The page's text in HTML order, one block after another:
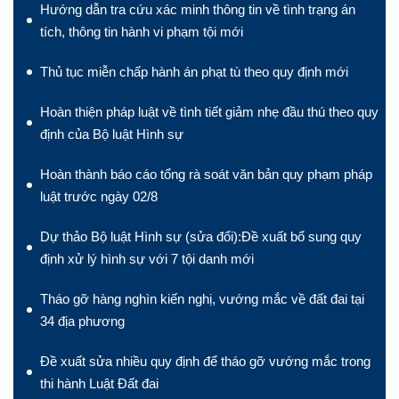
Hướng dẫn tra cứu xác minh thông tin về tình trạng án
tích, thông tin hành vi phạm tội mới
Thủ tục miễn chấp hành án phạt tù theo quy định mới
Hoàn thiện pháp luật về tình tiết giảm nhẹ đầu thú theo quy
định của Bộ luật Hình sự
Hoàn thành báo cáo tổng rà soát văn bản quy phạm pháp
luật trước ngày 02/8
Dự thảo Bộ luật Hình sự (sửa đổi):Đề xuất bổ sung quy
định xử lý hình sự với 7 tội danh mới
Tháo gỡ hàng nghìn kiến nghị, vướng mắc về đất đai tại
34 địa phương
Đề xuất sửa nhiều quy định để tháo gỡ vướng mắc trong
thi hành Luật Đất đai